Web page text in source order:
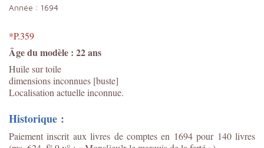
Année : 1694
*P.359
Âge du modèle : 22 ans
Huile sur toile
dimensions inconnues [buste]
Localisation actuelle inconnue.
Historique :
Paiement inscrit aux livres de comptes en 1694 pour 140 livres